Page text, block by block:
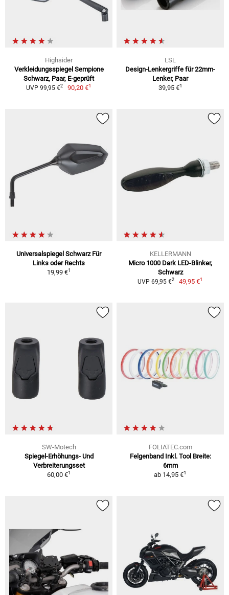
Highsider
Verkleidungsspiegel Sempione
Schwarz, Paar, E-geprüft
UVP 99,95 €2 90,20 €1
LSL
Design-Lenkergriffe für 22mm-
Lenker, Paar
39,95 €1
Universalspiegel Schwarz Für
Links oder Rechts
19,99 €1
KELLERMANN
Micro 1000 Dark LED-Blinker,
Schwarz
UVP 69,95 €2 49,95 €1
SW-Motech
Spiegel-Erhöhungs- Und
Verbreiterungsset
60,00 €1
FOLIATEC.com
Felgenband Inkl. Tool Breite:
6mm
ab 14,95 €1